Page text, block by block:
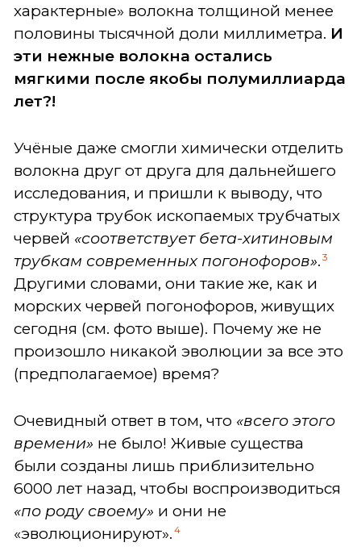
характерные» волокна толщиной менее
половины тысячной доли миллиметра. И
эти нежные волокна остались
мягкими после якобы полумиллиарда
лет?!
Учёные даже смогли химически отделить
волокна друг от друга для дальнейшего
исследования, и пришли к выводу, что
структура трубок ископаемых трубчатых
червей «соответствует бета-хитиновым
трубкам современных погонофоров». 3
Другими словами, они такие же, как и
морских червей погонофоров, живущих
сегодня (см. фото выше). Почему же не
произошло никакой эволюции за все это
(предполагаемое) время?
Очевидный ответ в том, что «всего этого
времени» не было! Живые существа
были созданы лишь приблизительно
6000 лет назад, чтобы воспроизводиться
«по роду своему» и они не
«эволюционируют». 4